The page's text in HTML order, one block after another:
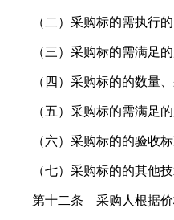
（二）采购标的需执行的
（三）采购标的需满足的
（四）采购标的的数量、
（五）采购标的需满足的
（六）采购标的的验收标
（七）采购标的的其他技
第十二条 采购人根据价格